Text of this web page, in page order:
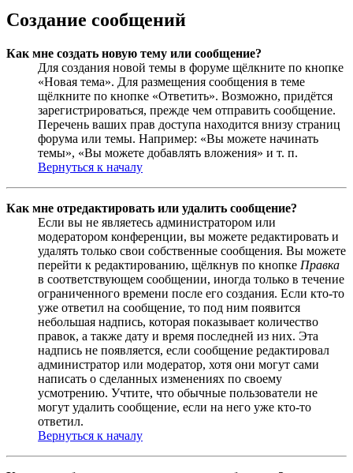
Создание сообщений
Как мне создать новую тему или сообщение?
Для создания новой темы в форуме щёлкните по кнопке
«Новая тема». Для размещения сообщения в теме
щёлкните по кнопке «Ответить». Возможно, придётся
зарегистрироваться, прежде чем отправить сообщение.
Перечень ваших прав доступа находится внизу страниц
форума или темы. Например: «Вы можете начинать
темы», «Вы можете добавлять вложения» и т. п.
Вернуться к началу
Как мне отредактировать или удалить сообщение?
Если вы не являетесь администратором или
модератором конференции, вы можете редактировать и
удалять только свои собственные сообщения. Вы можете
перейти к редактированию, щёлкнув по кнопке Правка
в соответствующем сообщении, иногда только в течение
ограниченного времени после его создания. Если кто-то
уже ответил на сообщение, то под ним появится
небольшая надпись, которая показывает количество
правок, а также дату и время последней из них. Эта
надпись не появляется, если сообщение редактировал
администратор или модератор, хотя они могут сами
написать о сделанных изменениях по своему
усмотрению. Учтите, что обычные пользователи не
могут удалить сообщение, если на него уже кто-то
ответил.
Вернуться к началу